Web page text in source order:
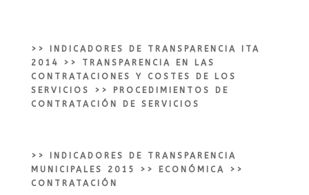
>>
INDICADORES DE TRANSPARENCIA ITA
2014
>> TRANSPARENCIA EN LAS
CONTRATACIONES Y COSTES DE LOS
SERVICIOS
>> PROCEDIMIENTOS DE
CONTRATACIÓN DE SERVICIOS
>>
INDICADORES DE TRANSPARENCIA
MUNICIPALES 2015
>> ECONÓMICA
>>
CONTRATACIÓN